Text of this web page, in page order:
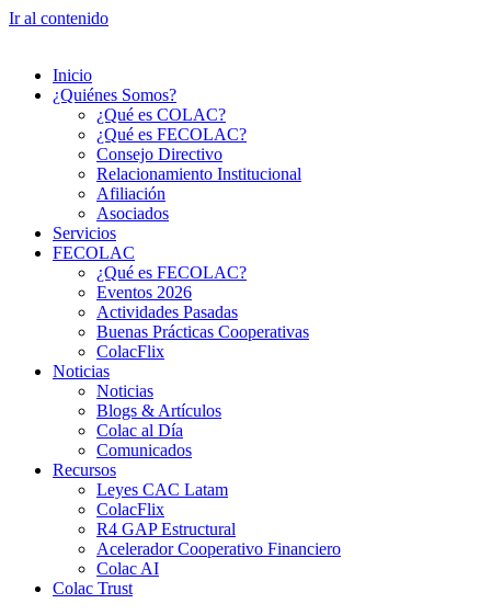
Ir al contenido
Inicio
¿Quiénes Somos?
¿Qué es COLAC?
¿Qué es FECOLAC?
Consejo Directivo
Relacionamiento Institucional
Afiliación
Asociados
Servicios
FECOLAC
¿Qué es FECOLAC?
Eventos 2026
Actividades Pasadas
Buenas Prácticas Cooperativas
ColacFlix
Noticias
Noticias
Blogs & Artículos
Colac al Día
Comunicados
Recursos
Leyes CAC Latam
ColacFlix
R4 GAP Estructural
Acelerador Cooperativo Financiero
Colac AI
Colac Trust